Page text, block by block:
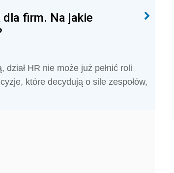
firm. Na jakie
HR nie może już pełnić roli
które decydują o sile zespołów,